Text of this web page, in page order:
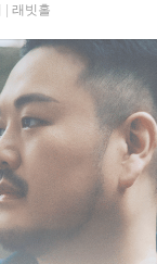
래빗홀